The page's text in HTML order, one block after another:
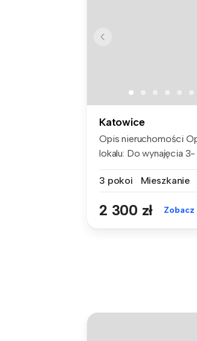
Katowice
Opis nieruchomości
lokalu: Do wynajęcia 3-
3 pokoi
Mieszkanie
2 300 zł Zobacz